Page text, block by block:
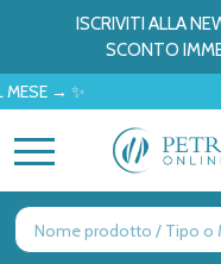
ISCRIVITI ALLA
SCONTO
✨
Ricerca